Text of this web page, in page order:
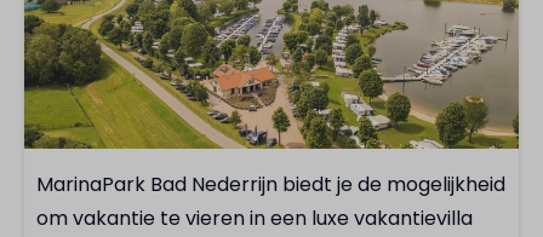
MarinaPark Bad Nederrijn biedt je de mogelijkheid
om vakantie te vieren in een luxe vakantievilla